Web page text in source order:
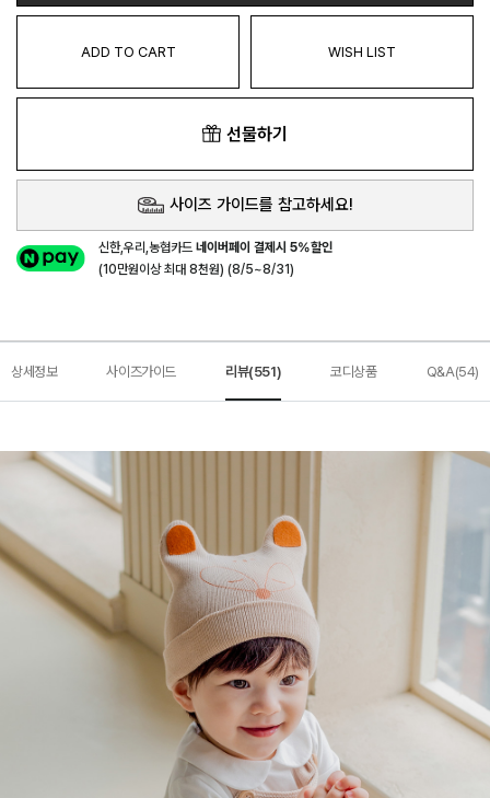
ADD TO CART WISH LIST
선물하기
사이즈 가이드를 참고하세요!
신한,우리,농협카드네이버페이 결제시 5%할인
(10만원이상 최대 8천원) (8/5~8/31)
상세정보 사이즈가이드 리뷰(551) 코디상품 Q&A(54)